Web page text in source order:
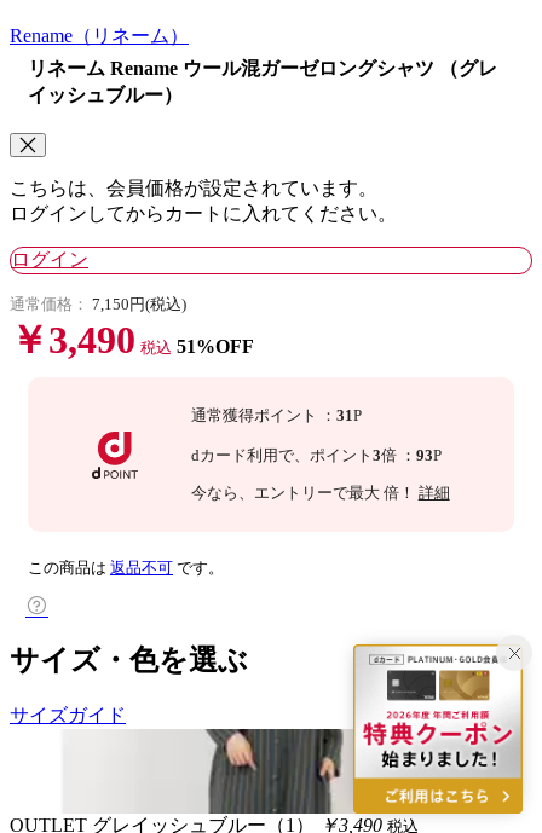
Rename （リネーム）
リネーム Rename ウール混ガーゼロングシャツ （グレ
イッシュブルー）
こちらは、会員価格が設定されています。
ログインしてからカートに入れてください。
ログイン
通常価格： 7,150円(税込)
￥3,490 税込 51%OFF
通常獲得ポイント ： 31P
dカード利用で、 ポイント 3倍 ： 93P
今なら 、エントリーで最大 倍！ 詳細
この商品は 返品不可 です。
サイズ・色を選ぶ
サイズガイド
OUTLET グレイッシュブルー（1） ￥3,490 税込